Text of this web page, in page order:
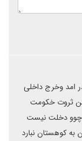
امد وخرج داخلی
ثروت خکومت
چوو دخلت نیست
به کوهستان نبارد